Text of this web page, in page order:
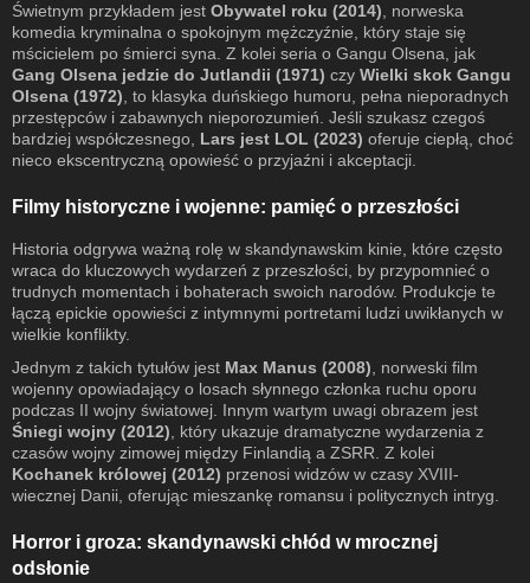
Świetnym przykładem jest Obywatel roku (2014) , norweska
komedia kryminalna o spokojnym mężczyźnie, który staje się
mścicielem po śmierci syna. Z kolei seria o Gangu Olsena, jak
Gang Olsena jedzie do Jutlandii (1971) czy Wielki skok Gangu
Olsena (1972) , to klasyka duńskiego humoru, pełna nieporadnych
przestępców i zabawnych nieporozumień. Jeśli szukasz czegoś
bardziej współczesnego, Lars jest LOL (2023) oferuje ciepłą, choć
nieco ekscentryczną opowieść o przyjaźni i akceptacji.
Filmy historyczne i wojenne: pamięć o przeszłości
Historia odgrywa ważną rolę w skandynawskim kinie, które często
wraca do kluczowych wydarzeń z przeszłości, by przypomnieć o
trudnych momentach i bohaterach swoich narodów. Produkcje te
łączą epickie opowieści z intymnymi portretami ludzi uwikłanych w
wielkie konflikty.
Jednym z takich tytułów jest Max Manus (2008) , norweski film
wojenny opowiadający o losach słynnego członka ruchu oporu
podczas II wojny światowej. Innym wartym uwagi obrazem jest
Śniegi wojny (2012) , który ukazuje dramatyczne wydarzenia z
czasów wojny zimowej między Finlandią a ZSRR. Z kolei
Kochanek królowej (2012) przenosi widzów w czasy XVIII-
wiecznej Danii, oferując mieszankę romansu i politycznych intryg.
Horror i groza: skandynawski chłód w mrocznej
odsłonie